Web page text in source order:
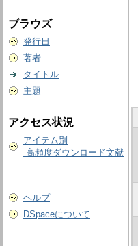
ブラウズ
発行日
著者
タイトル
主題
アクセス状況
アイテム別
高頻度ダウンロード文献
ヘルプ
DSpaceについて